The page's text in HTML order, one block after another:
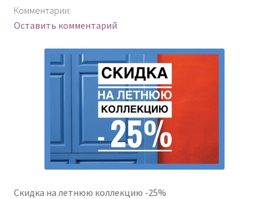
Комментарии:
Оставить комментарий
Скидка на летнюю коллекцию -25%